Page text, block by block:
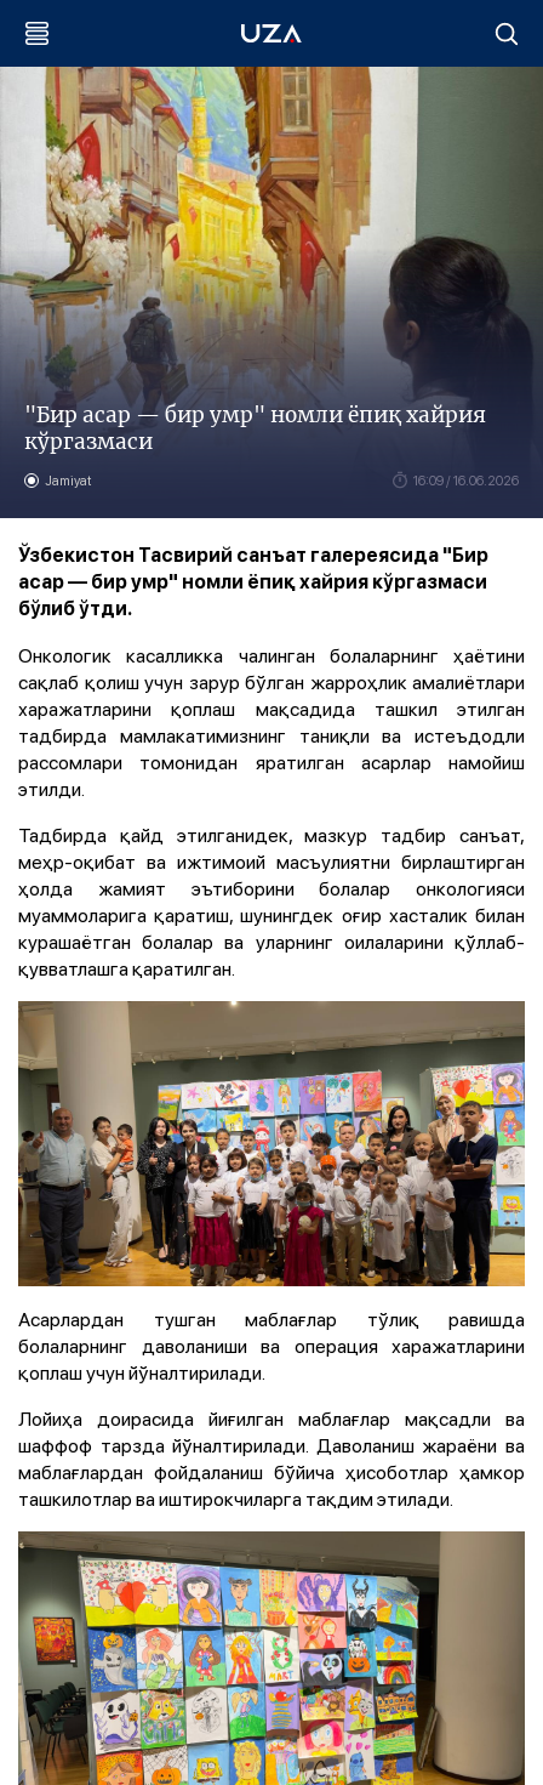
"Бир асар — бир умр" номли ёпиқ хайрия
кўргазмаси
Jamiyat 16:09 / 16.06.2026
Ўзбекистон Тасвирий санъат галереясида "Бир
асар — бир умр" номли ёпиқ хайрия кўргазмаси
бўлиб ўтди.
Онкологик касалликка чалинган болаларнинг ҳаётини
сақлаб қолиш учун зарур бўлган жарроҳлик амалиётлари
харажатларини қоплаш мақсадида ташкил этилган
тадбирда мамлакатимизнинг таниқли ва истеъдодли
рассомлари томонидан яратилган асарлар намойиш
этилди.
Тадбирда қайд этилганидек, мазкур тадбир санъат,
меҳр-оқибат ва ижтимоий масъулиятни бирлаштирган
ҳолда жамият эътиборини болалар онкологияси
муаммоларига қаратиш, шунингдек оғир хасталик билан
курашаётган болалар ва уларнинг оилаларини қўллаб-
қувватлашга қаратилган.
Асарлардан тушган маблағлар тўлиқ равишда
болаларнинг даволаниши ва операция харажатларини
қоплаш учун йўналтирилади.
Лойиҳа доирасида йиғилган маблағлар мақсадли ва
шаффоф тарзда йўналтирилади. Даволаниш жараёни ва
маблағлардан фойдаланиш бўйича ҳисоботлар ҳамкор
ташкилотлар ва иштирокчиларга тақдим этилади.